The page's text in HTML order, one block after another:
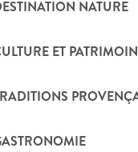
NATURE
ET
à Aubagne